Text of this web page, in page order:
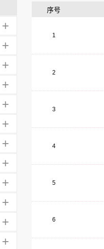
+
+
+
+
+
+
+
+
+
+
+
+
序号
1
2
3
4
5
6